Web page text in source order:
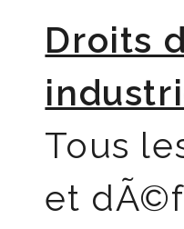
Droits
Tous
et